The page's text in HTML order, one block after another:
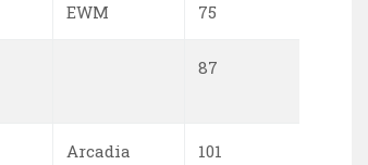
EWM 75
87
Arcadia 101